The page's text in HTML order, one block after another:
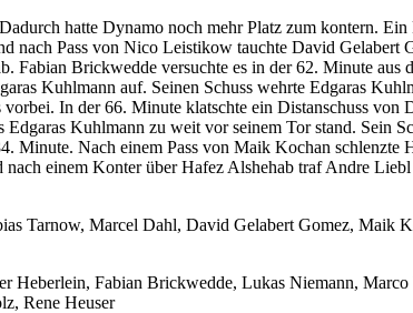
hatte Dynamo noch mehr Platz zum kontern.
Pass von Nico Leistikow tauchte David Gelabert
Fabian Brickwedde versuchte es in der 62. Minute
Kuhlmann auf. Seinen Schuss wehrte Edgaras
In der 66. Minute klatschte ein Distanschuss
Kuhlmann zu weit vor seinem Tor stand. Sein
Minute. Nach einem Pass von Maik Kochan
einem Konter über Hafez Alshehab traf Andre
Tarnow, Marcel Dahl, David Gelabert Gomez, Maik
Heberlein, Fabian Brickwedde, Lukas Niemann,
Rene Heuser